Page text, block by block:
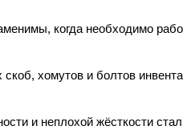
когда необходимо
хомутов и болтов
и неплохой жёсткости